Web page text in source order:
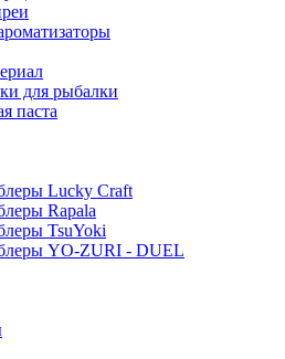
для рыбалки
паста
Lucky Craft
Rapala
TsuYoki
YO-ZURI - DUEL